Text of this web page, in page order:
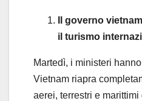
Il governo
il turismo
Martedì, i ministeri
Vietnam riapra
aerei, terrestri e marittimi